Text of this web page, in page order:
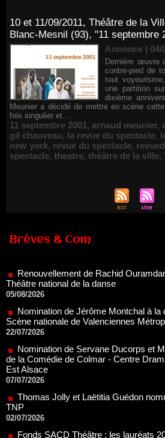
10 et 11/09/2011, Théâtre de la
Blanc-Mesnil (93), "11 septembre
Annonce | 04/
Dernière œuvre
contre-pied de
tout
une partition
dixième
Meunier a décidé de mettre en scène
fois singulier et...
11 septembre 2001, arnaud meunier,
gil chauveau, la revue du spectacle,
new york, revue du spectacle,
spectacle, theatre, théâtre de la ville,
Brèves & Com
Renouvellement de Rachid
Nomination de Jérôme Montchal à la
Scène nationale de Valenciennes
22/07/2026
Nomination de Servane Ducorps et
de la Comédie de Colmar - Centre
Est Alsace
07/07/2026
Thomas Jolly et Laëtitia Guédon
TNP
02/07/2026
Fonds SACD Théâtre : les lauréats
23/06/2026